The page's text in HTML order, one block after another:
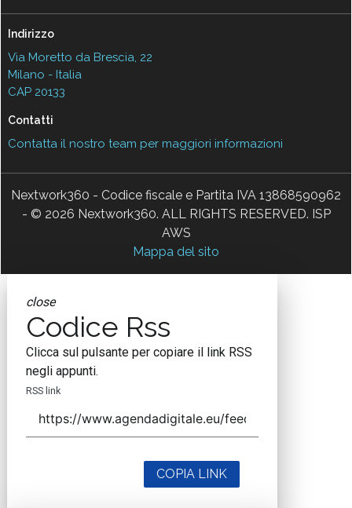
Indirizzo
Via Moretto da Brescia, 22
Milano - Italia
CAP 20133
Contatti
Contatta il nostro team per maggiori informazioni
Nextwork360 - Codice fiscale e Partita IVA 13868590962
- © 2026 Nextwork360. ALL RIGHTS RESERVED. ISP
AWS
Mappa del sito
close
Codice Rss
Clicca sul pulsante per copiare il link RSS
negli appunti.
RSS link
COPIA LINK